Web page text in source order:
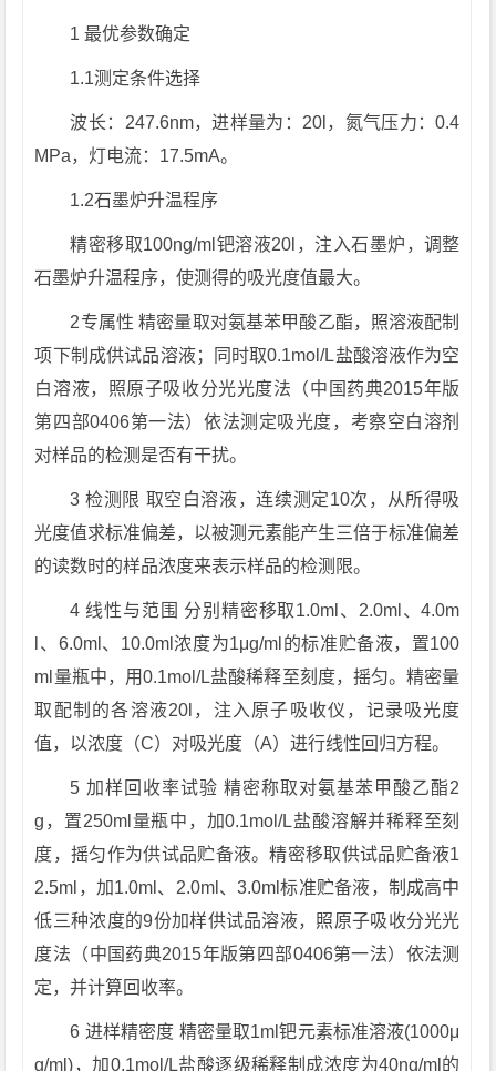
1 最优参数确定
1.1测定条件选择
波长：247.6nm，进样量为：20l，氮气压力：0.4
MPa，灯电流：17.5mA。
1.2石墨炉升温程序
精密移取100ng/ml钯溶液20l，注入石墨炉，调整
石墨炉升温程序，使测得的吸光度值最大。
2专属性 精密量取对氨基苯甲酸乙酯，照溶液配制
项下制成供试品溶液；同时取0.1mol/L盐酸溶液作为空
白溶液，照原子吸收分光光度法（中国药典2015年版
第四部0406第一法）依法测定吸光度，考察空白溶剂
对样品的检测是否有干扰。
3 检测限 取空白溶液，连续测定10次，从所得吸
光度值求标准偏差，以被测元素能产生三倍于标准偏差
的读数时的样品浓度来表示样品的检测限。
4 线性与范围 分别精密移取1.0ml、2.0ml、4.0m
l、6.0ml、10.0ml浓度为1μg/ml的标准贮备液，置100
ml量瓶中，用0.1mol/L盐酸稀释至刻度，摇匀。精密量
取配制的各溶液20l，注入原子吸收仪，记录吸光度
值，以浓度（C）对吸光度（A）进行线性回归方程。
5 加样回收率试验 精密称取对氨基苯甲酸乙酯2
g，置250ml量瓶中，加0.1mol/L盐酸溶解并稀释至刻
度，摇匀作为供试品贮备液。精密移取供试品贮备液1
2.5ml，加1.0ml、2.0ml、3.0ml标准贮备液，制成高中
低三种浓度的9份加样供试品溶液，照原子吸收分光光
度法（中国药典2015年版第四部0406第一法）依法测
定，并计算回收率。
6 进样精密度 精密量取1ml钯元素标准溶液(1000μ
g/ml)，加0.1mol/L盐酸逐级稀释制成浓度为40ng/ml的